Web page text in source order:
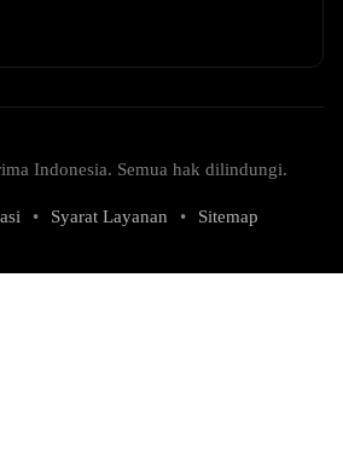
Indonesia. Semua hak dilindungi.
• Syarat Layanan • Sitemap